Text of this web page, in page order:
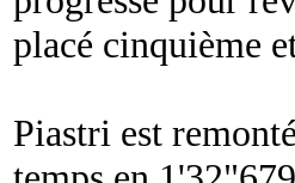
placé cinquième
Piastri est